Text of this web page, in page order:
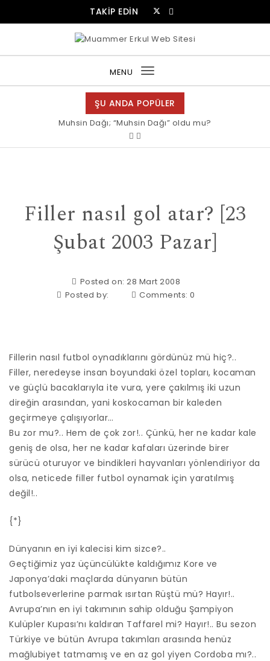
TAKİP EDİN
MENU
Toggle
navigation
ŞU ANDA POPÜLER
Muhsin Dağı; “Muhsin Dağı” oldu mu?
Filler nasıl gol atar? [23
Şubat 2003 Pazar]
Posted on: 28 Mart 2008
Posted by:
Comments:0
Fillerin nasıl futbol oynadıklarını gördünüz mü hiç?..
Filler, neredeyse insan boyundaki özel topları, kocaman
ve güçlü bacaklarıyla ite vura, yere çakılmış iki uzun
direğin arasından, yani koskocaman bir kaleden
geçirmeye çalışıyorlar…
Bu zor mu?.. Hem de çok zor!.. Çünkü, her ne kadar kale
geniş de olsa, her ne kadar kafaları üzerinde birer
sürücü oturuyor ve bindikleri hayvanları yönlendiriyor da
olsa, neticede filler futbol oynamak için yaratılmış
değil!..
{*}
Dünyanın en iyi kalecisi kim sizce?..
Geçtiğimiz yaz üçüncülükte kaldığımız Kore ve
Japonya’daki maçlarda dünyanın bütün
futbolseverlerine parmak ısırtan Rüştü mü? Hayır!..
Avrupa’nın en iyi takımının sahip olduğu Şampiyon
Kulüpler Kupası’nı kaldıran Taffarel mi? Hayır!.. Bu sezon
Türkiye ve bütün Avrupa takımları arasında henüz
mağlubiyet tatmamış ve en az gol yiyen Cordoba mı?..